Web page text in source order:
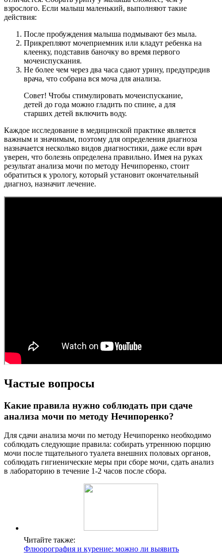
взрослого. Если малыш маленький, выполняют такие
действия:
После пробуждения малыша подмывают без мыла.
Прикрепляют мочеприемник или кладут ребенка на
клеенку, подставив баночку во время первого
мочеиспускания.
Не более чем через два часа сдают урину, предупредив
врача, что собрана вся моча для анализа.
Совет! Чтобы стимулировать мочеиспускание,
детей до года можно гладить по спине, а для
старших детей включить воду.
Каждое исследование в медицинской практике является
важным и значимым, поэтому для определения диагноза
назначается несколько видов диагностики, даже если врач
уверен, что болезнь определена правильно. Имея на руках
результат анализа мочи по методу Нечипоренко, стоит
обратиться к урологу, который установит окончательный
диагноз, назначит лечение.
Частые вопросы
Какие правила нужно соблюдать при сдаче
анализа мочи по методу Нечипоренко?
Для сдачи анализа мочи по методу Нечипоренко необходимо
соблюдать следующие правила: собирать утреннюю порцию
мочи после тщательного туалета внешних половых органов,
соблюдать гигиенические меры при сборе мочи, сдать анализ
в лабораторию в течение 1-2 часов после сбора.
Читайте также:
Флюорография и курение: можно ли выявить